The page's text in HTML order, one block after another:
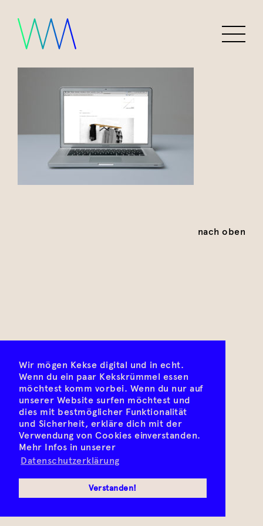
Wir mögen Kekse digital und in echt.
Wenn du ein paar Kekskrümmel essen
möchtest komm vorbei. Wenn du nur auf
unserer Website surfen möchtest und
dies mit bestmöglicher Funktionalität
und Sicherheit, erkläre dich mit der
Verwendung von Cookies einverstanden.
Mehr Infos in unserer
Datenschutzerklärung
Verstanden!
nach oben